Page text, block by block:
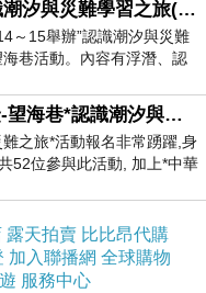
101.7.14～15認識潮汐與災難學習之旅(基隆望海巷)活動報名
舉辦”認識潮汐與災難
巷活動。內容有浮潛、認
100/06/18-19基隆-望海巷*認識潮汐與災難之旅*活動.
之旅*活動報名非常踴躍,身
52位參與此活動, 加上*中華
露天拍賣 比比昂代購
加入聯播網 全球購物
服務中心